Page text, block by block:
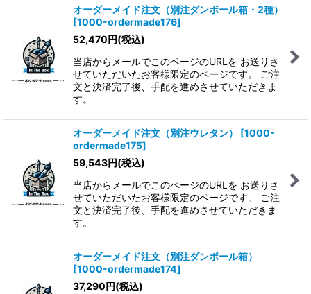
オーダーメイド注文（別注ダンボール箱・2種）
[1000-ordermade176]
52,470円(税込)
当店からメールでこのページのURLを お送りさ
せていただいたお客様限定のページです。 ご注
文と決済完了後、手配を進めさせていただきま
す。
オーダーメイド注文（別注ウレタン） [1000-
ordermade175]
59,543円(税込)
当店からメールでこのページのURLを お送りさ
せていただいたお客様限定のページです。 ご注
文と決済完了後、手配を進めさせていただきま
す。
オーダーメイド注文（別注ダンボール箱）
[1000-ordermade174]
37,290円(税込)